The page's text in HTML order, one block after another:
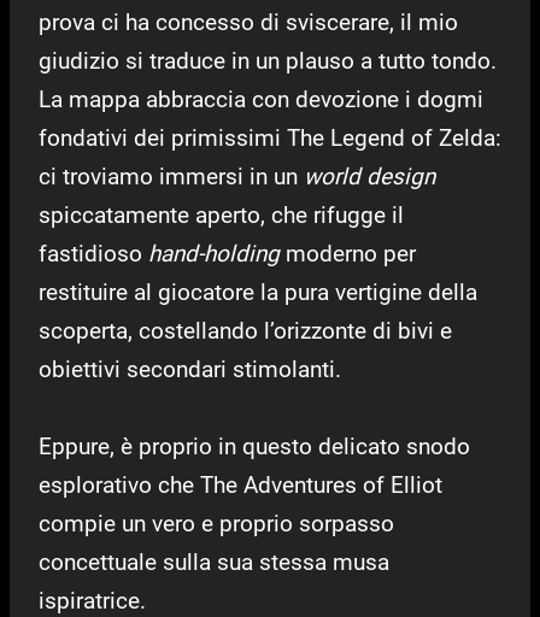
prova ci ha concesso di sviscerare, il mio
giudizio si traduce in un plauso a tutto tondo.
La mappa abbraccia con devozione i dogmi
fondativi dei primissimi The Legend of Zelda:
ci troviamo immersi in un world design
spiccatamente aperto, che rifugge il
fastidioso hand-holdingmoderno per
restituire al giocatore la pura vertigine della
scoperta, costellando l’orizzonte di bivi e
obiettivi secondari stimolanti.
Eppure, è proprio in questo delicato snodo
esplorativo che The Adventures of Elliot
compie un vero e proprio sorpasso
concettuale sulla sua stessa musa
ispiratrice.